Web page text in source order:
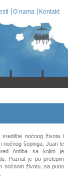
O nama Kontakt
središte noćnog života i
noćnog šopinga. Juan le
Antiba sa kojim je
Poznat je po prelepim
noćnom životu, sa puno